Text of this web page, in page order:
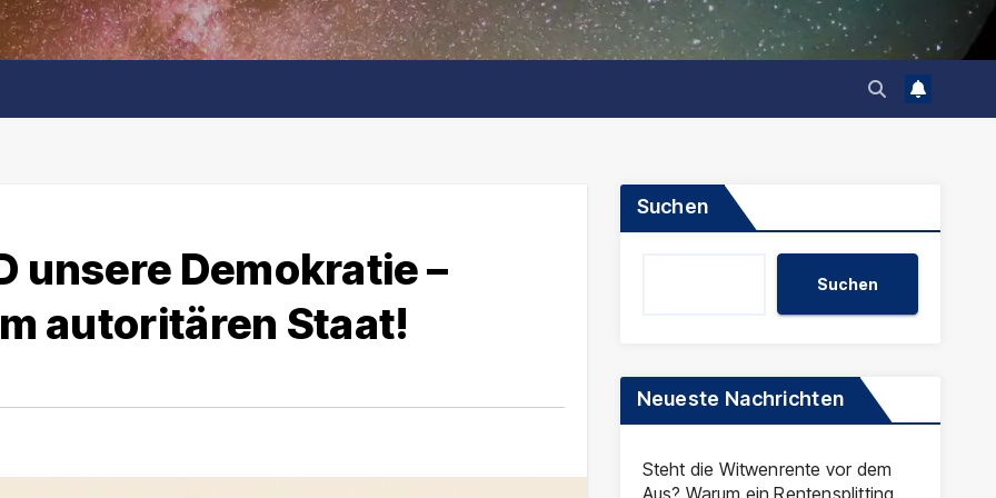
unsere Demokratie –
autoritären Staat!
Suchen
Suchen
Neueste Nachrichten
Steht die Witwenrente vor dem
Aus? Warum ein Rentensplitting